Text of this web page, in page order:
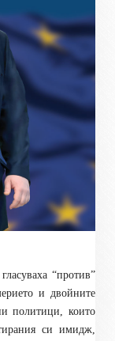
“против”
и двойните
политици, които
си имидж,